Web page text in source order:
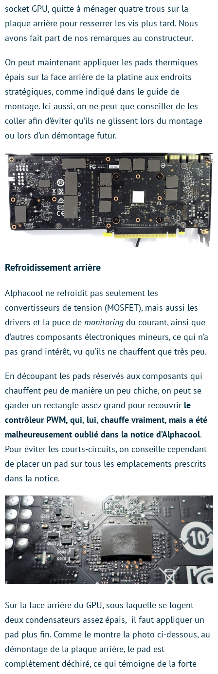
socket GPU, quitte à ménager quatre trous sur la
plaque arrière pour resserrer les vis plus tard. Nous
avons fait part de nos remarques au constructeur.
On peut maintenant appliquer les pads thermiques
épais sur la face arrière de la platine aux endroits
stratégiques, comme indiqué dans le guide de
montage. Ici aussi, on ne peut que conseiller de les
coller afin d’éviter qu’ils ne glissent lors du montage
ou lors d’un démontage futur.
Refroidissement arrière
Alphacool ne refroidit pas seulement les
convertisseurs de tension (MOSFET), mais aussi les
drivers et la puce de monitoring du courant, ainsi que
d’autres composants électroniques mineurs, ce qui n’a
pas grand intérêt, vu qu’ils ne chauffent que très peu.
En découpant les pads réservés aux composants qui
chauffent peu de manière un peu chiche, on peut se
garder un rectangle assez grand pour recouvrir le
contrôleur PWM, qui, lui, chauffe vraiment, mais a été
malheureusement oublié dans la notice d’Alphacool.
Pour éviter les courts-circuits, on conseille cependant
de placer un pad sur tous les emplacements prescrits
dans la notice.
Sur la face arrière du GPU, sous laquelle se logent
deux condensateurs assez épais, il faut appliquer un
pad plus fin. Comme le montre la photo ci-dessous, au
démontage de la plaque arrière, le pad est
complètement déchiré, ce qui témoigne de la forte